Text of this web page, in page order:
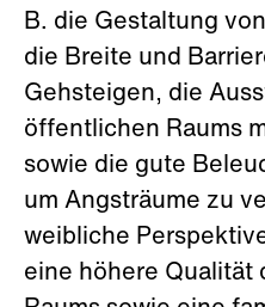
B. die Gestaltung
die Breite und
Gehsteigen, die
öffentlichen Raums
sowie die gute
um Angsträume zu
weibliche
eine höhere Qualität